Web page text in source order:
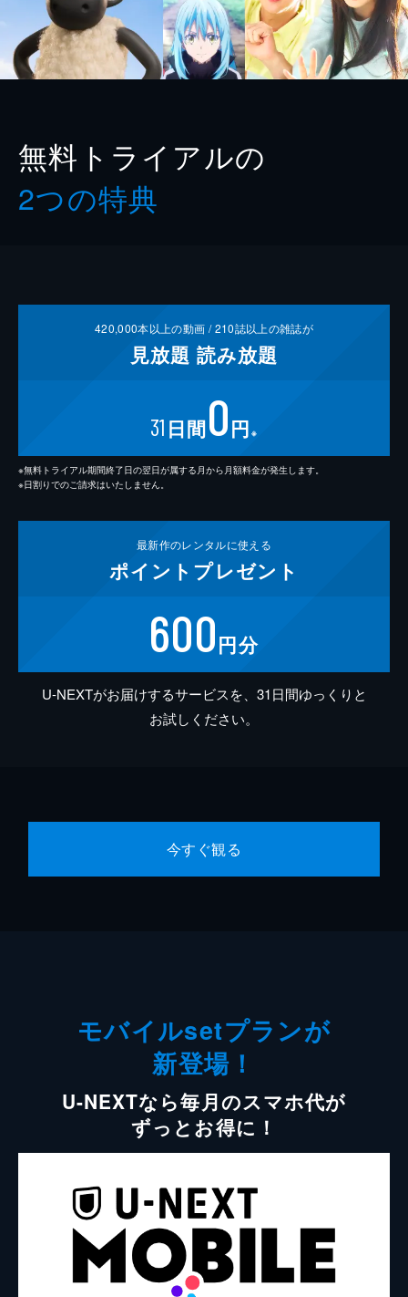
無料トライアルの
2つの特典
420,000本以上の動画 /210誌以上の雑誌が
見放題 読み放題
31 日間0円 ※
※無料トライアル期間終了日の翌日が属する月から月額料金が発生します。
※日割りでのご請求はいたしません。
最新作のレンタルに使える
ポイント プレゼント
600円分
U-NEXTがお届けするサービスを、31日間ゆっくりと
お試しください。
今すぐ観る
モバイルsetプランが
新登場！
U-NEXTなら毎月のスマホ代が
ずっとお得に！